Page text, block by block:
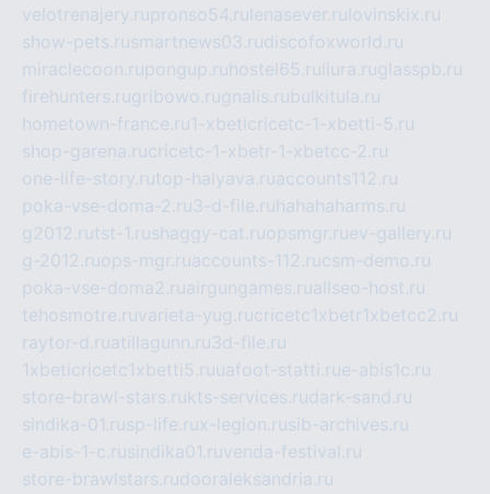
velotrenajery.rupronso54.ru lenasever.ru lovinskix.ru
show-pets.rusmartnews03.rudiscofoxworld.ru
miraclecoon.rupongup.ru hostel65.ru liura.ruglasspb.ru
firehunters.rugribowo.rugnalis.rubulkitula.ru
hometown-france.ru1-xbeticricetc-1-xbetti-5.ru
shop-garena.rucricetc-1-xbetr-1-xbetcc-2.ru
one-life-story.rutop-halyava.ruaccounts112.ru
poka-vse-doma-2.ru3-d-file.ru hahahaharms.ru
g2012.rutst-1.rushaggy-cat.ruopsmgr.ruev-gallery.ru
g-2012.ruops-mgr.ruaccounts-112.rucsm-demo.ru
poka-vse-doma2.ruairgungames.ruallseo-host.ru
tehosmotre.ruvarieta-yug.rucricetc1xbetr1xbetcc2.ru
raytor-d.ruatillagunn.ru3d-file.ru
1xbeticricetc1xbetti5.ruuafoot-statti.rue-abis1c.ru
store-brawl-stars.rukts-services.rudark-sand.ru
sindika-01.rusp-life.rux-legion.rusib-archives.ru
e-abis-1-c.rusindika01.ruvenda-festival.ru
store-brawlstars.rudooraleksandria.ru